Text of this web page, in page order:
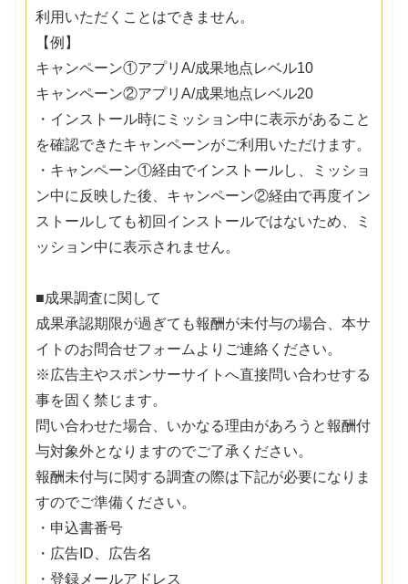
利用いただくことはできません。
【例】
キャンペーン①アプリA/成果地点レベル10
キャンペーン②アプリA/成果地点レベル20
・インストール時にミッション中に表示があること
を確認できたキャンペーンがご利用いただけます。
・キャンペーン①経由でインストールし、ミッショ
ン中に反映した後、キャンペーン②経由で再度イン
ストールしても初回インストールではないため、ミ
ッション中に表示されません。
■成果調査に関して
成果承認期限が過ぎても報酬が未付与の場合、本サ
イトのお問合せフォームよりご連絡ください。
※広告主やスポンサーサイトへ直接問い合わせする
事を固く禁じます。
問い合わせた場合、いかなる理由があろうと報酬付
与対象外となりますのでご了承ください。
報酬未付与に関する調査の際は下記が必要になりま
すのでご準備ください。
・申込書番号
・広告ID、広告名
・登録メールアドレス